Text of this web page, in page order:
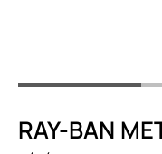
RAY-BAN